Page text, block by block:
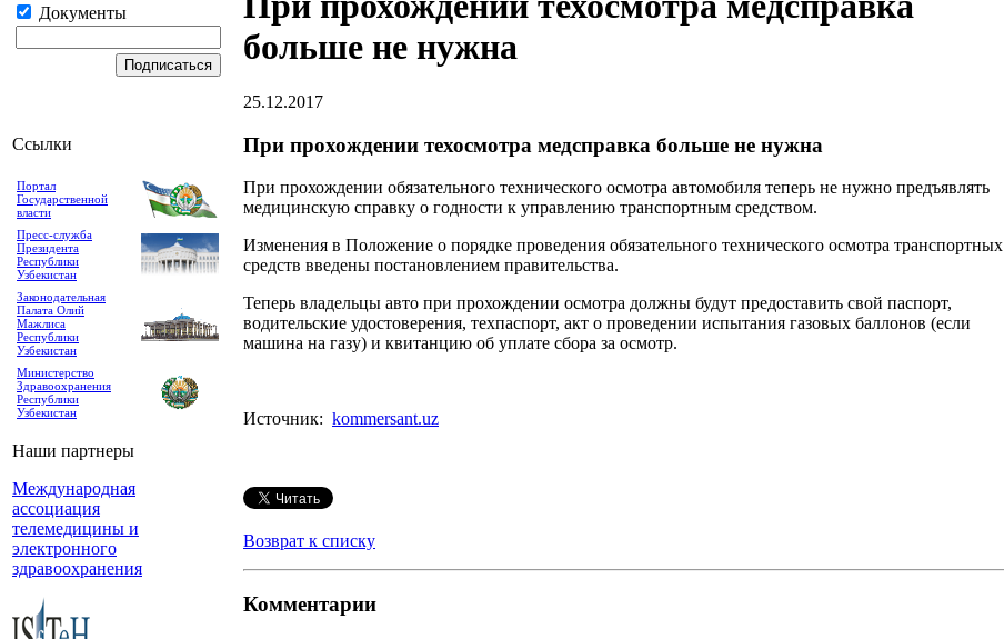
Документы
Ссылки
Портал
Государственной
власти
Пресс-служба
Президента
Республики
Узбекистан
Законодательная
Палата Олий
Мажлиса
Республики
Узбекистан
Министерство
Здравоохранения
Республики
Узбекистан
Наши партнеры
Международная
ассоциация
телемедицины и
электронного
здравоохранения
больше не нужна
25.12.2017
При прохождении техосмотра медсправка больше не нужна
При прохождении обязательного технического осмотра автомобиля теперь не нужно предъявлять
медицинскую справку о годности к управлению транспортным средством.
Изменения в Положение о порядке проведения обязательного технического осмотра транспортных
средств введены постановлением правительства.
Теперь владельцы авто при прохождении осмотра должны будут предоставить свой паспорт,
водительские удостоверения, техпаспорт, акт о проведении испытания газовых баллонов (если
машина на газу) и квитанцию об уплате сбора за осмотр.
Источник: kommersant.uz
Возврат к списку
Комментарии